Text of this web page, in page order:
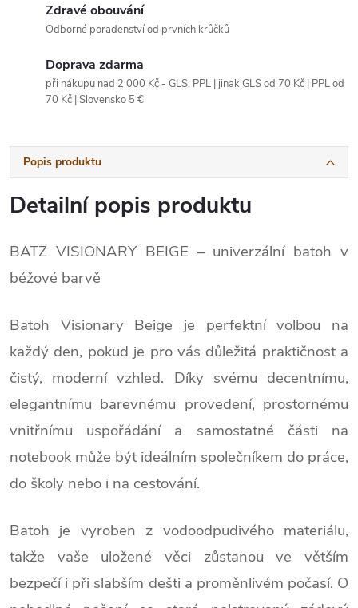
Zdravé obouvání
Odborné poradenství od prvních krůčků
Doprava zdarma
při nákupu nad 2 000 Kč - GLS, PPL | jinak GLS od 70 Kč | PPL od
70 Kč | Slovensko 5 €
Popis produktu
Detailní popis produktu
BATZ VISIONARY BEIGE – univerzální batoh v
béžové barvě
Batoh Visionary Beige je perfektní volbou na
každý den, pokud je pro vás důležitá praktičnost a
čistý, moderní vzhled. Díky svému decentnímu,
elegantnímu barevnému provedení, prostornému
vnitřnímu uspořádánía samostatné části na
notebook může být ideálním společníkem do práce,
do školy nebo i na cestování.
Batoh je vyroben z vodoodpudivého materiálu,
takže vaše uložené věci zůstanou ve větším
bezpečí i při slabším dešti a proměnlivém počasí. O